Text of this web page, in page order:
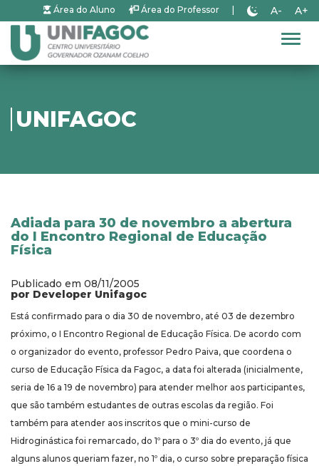
Área do Aluno Área do Professor A- A+
UNIFAGOC
Adiada para 30 de novembro a abertura
do I Encontro Regional de Educação
Física
Publicado em 08/11/2005
por Developer Unifagoc
Está confirmado para o dia 30 de novembro, até 03 de dezembro
próximo, o I Encontro Regional de Educação Física. De acordo com
o organizador do evento, professor Pedro Paiva, que coordena o
curso de Educação Física da Fagoc, a data foi alterada (inicialmente,
seria de 16 a 19 de novembro) para atender melhor aos participantes,
que são também estudantes de outras escolas da região. Foi
também para atender aos inscritos que o mini-curso de
Hidroginástica foi remarcado, do 1º para o 3º dia do evento, já que
alguns alunos queriam fazer, no 1º dia, o curso sobre preparação física